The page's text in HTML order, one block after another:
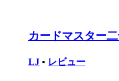
カードマスター
LJ • レビュー